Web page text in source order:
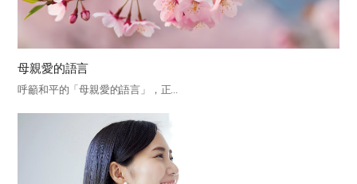
母親愛的語言
呼籲和平的「母親愛的語言」，正...